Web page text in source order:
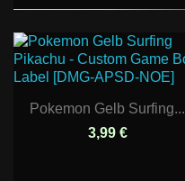
Pokemon Gelb Surfing...
3,99 €